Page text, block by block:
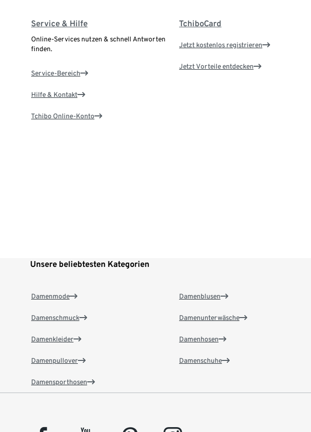
Service & Hilfe
Online-Services nutzen & schnell Antworten
finden.
Service-Bereich
Hilfe & Kontakt
Tchibo Online-Konto
TchiboCard
Jetzt kostenlos registrieren
Jetzt Vorteile entdecken
Unsere beliebtesten Kategorien
Damenmode
Damenschmuck
Damenkleider
Damenpullover
Damensporthosen
Damenblusen
Damenunterwäsche
Damenhosen
Damenschuhe